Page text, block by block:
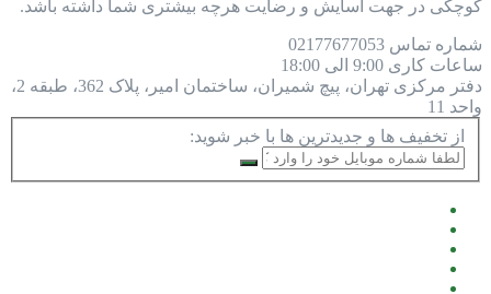
کوچکی در جهت آسایش و رضایت هرچه بیشتری شما داشته باشد.
شماره تماس 021 77677053
ساعات کاری 9:00 الی 18:00
دفتر مرکزی
تهران، پیچ شمیران، ساختمان امیر، پلاک 362، طبقه 2،
واحد 11
از تخفیف ها و جدیدترین ها با خبر شوید: